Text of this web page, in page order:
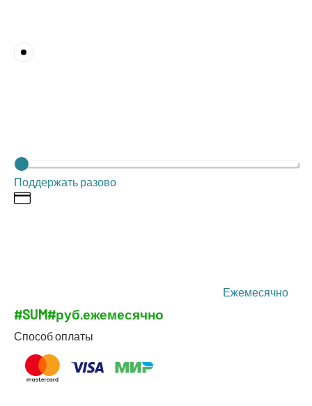
Под­дер­жать разово
Еже­ме­сяч­но
#SUM#руб.еже­ме­сяч­но
Спо­соб оплаты